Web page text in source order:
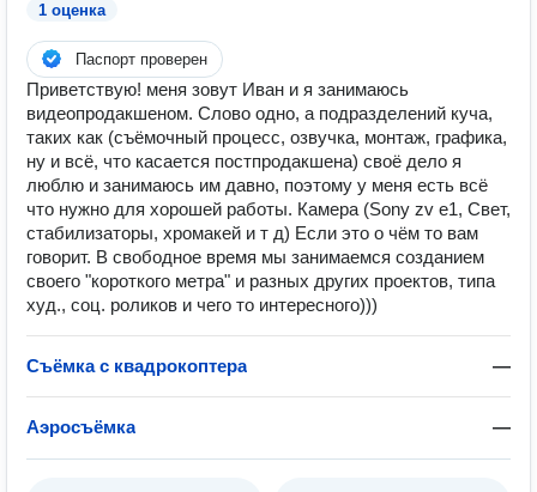
1 оценка
Паспорт проверен
Приветствую! меня зовут Иван и я занимаюсь
видеопродакшеном. Слово одно, а подразделений куча,
таких как (съёмочный процесс, озвучка, монтаж, графика,
ну и всё, что касается постпродакшена) своё дело я
люблю и занимаюсь им давно, поэтому у меня есть всё
что нужно для хорошей работы. Камера (Sony zv e1, Свет,
стабилизаторы, хромакей и т д) Если это о чём то вам
говорит. В свободное время мы занимаемся созданием
своего "короткого метра" и разных других проектов, типа
худ., соц. роликов и чего то интересного)))
Съёмка с квадрокоптера —
Аэросъёмка —